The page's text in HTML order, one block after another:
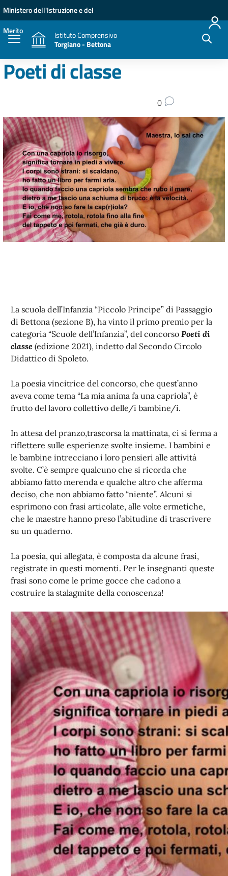
Vai ai contenuti
Vai al menu di navigazione
Vai al footer
Ministero dell'Istruzione e del
Merito
Istituto Comprensivo
Torgiano - Bettona
Poeti di classe
0
La scuola dell’Infanzia “Piccolo Principe” di Passaggio
di Bettona (sezione B), ha vinto il primo premio per la
categoria “Scuole dell’Infanzia”, del concorso Poeti di
classe (edizione 2021), indetto dal Secondo Circolo
Didattico di Spoleto.
La poesia vincitrice del concorso, che quest’anno
aveva come tema “La mia anima fa una capriola”, è
frutto del lavoro collettivo delle/i bambine/i.
In attesa del pranzo,trascorsa la mattinata, ci si ferma a
riflettere sulle esperienze svolte insieme. I bambini e
le bambine intrecciano i loro pensieri alle attività
svolte. C’è sempre qualcuno che si ricorda che
abbiamo fatto merenda e qualche altro che afferma
deciso, che non abbiamo fatto “niente”. Alcuni si
esprimono con frasi articolate, alle volte ermetiche,
che le maestre hanno preso l’abitudine di trascrivere
su un quaderno.
La poesia, qui allegata, è composta da alcune frasi,
registrate in questi momenti. Per le insegnanti queste
frasi sono come le prime gocce che cadono a
costruire la stalagmite della conoscenza!